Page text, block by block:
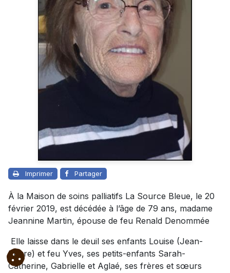
Imprimer Partager
À la Maison de soins palliatifs La Source Bleue, le 20
février 2019, est décédée à l’âge de 79 ans, madame
Jeannine Martin, épouse de feu Renald Denommée
Elle laisse dans le deuil ses enfants Louise (Jean-
Pierre) et feu Yves, ses petits-enfants Sarah-
Catherine, Gabrielle et Aglaé, ses frères et sœurs